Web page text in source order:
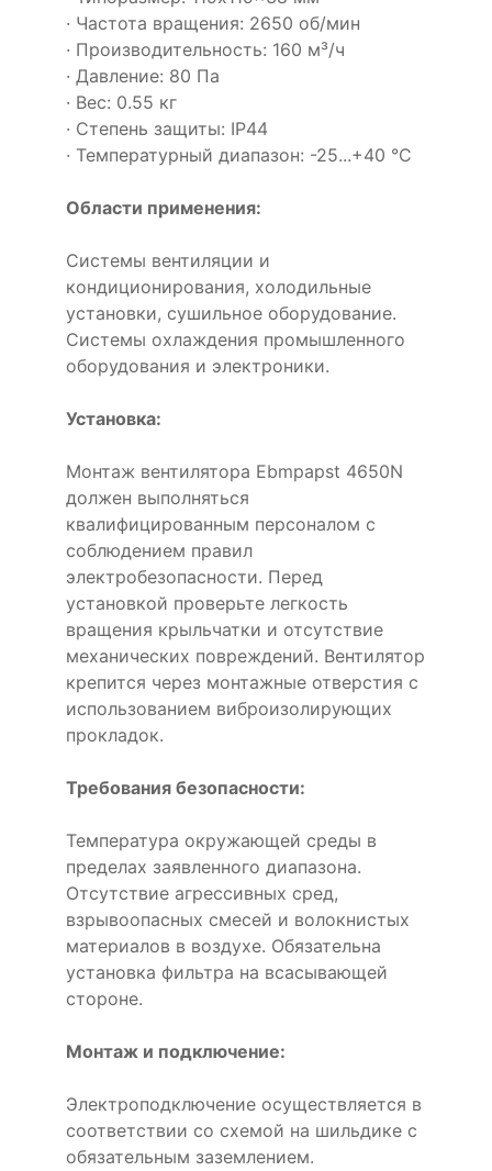
· Частота вращения: 2650 об/мин
· Производительность: 160 м³/ч
· Давление: 80 Па
· Вес: 0.55 кг
· Степень защиты: IP44
· Температурный диапазон: -25...+40 °C
Области применения:
Системы вентиляции и
кондиционирования, холодильные
установки, сушильное оборудование.
Системы охлаждения промышленного
оборудования и электроники.
Установка:
Монтаж вентилятора Ebmpapst 4650N
должен выполняться
квалифицированным персоналом с
соблюдением правил
электробезопасности. Перед
установкой проверьте легкость
вращения крыльчатки и отсутствие
механических повреждений. Вентилятор
крепится через монтажные отверстия с
использованием виброизолирующих
прокладок.
Требования безопасности:
Температура окружающей среды в
пределах заявленного диапазона.
Отсутствие агрессивных сред,
взрывоопасных смесей и волокнистых
материалов в воздухе. Обязательна
установка фильтра на всасывающей
стороне.
Монтаж и подключение:
Электроподключение осуществляется в
соответствии со схемой на шильдике с
обязательным заземлением.